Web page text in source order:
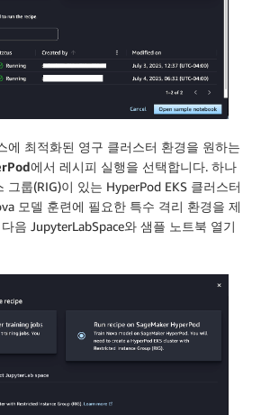
에 최적화된 영구 클러스터 환경을 원하는
에서 레시피 실행을 선택합니다. 하나
그룹(RIG)이 있는 HyperPod EKS 클러스터
모델 훈련에 필요한 특수 격리 환경을 제
음 JupyterLabSpace와 샘플 노트북 열기